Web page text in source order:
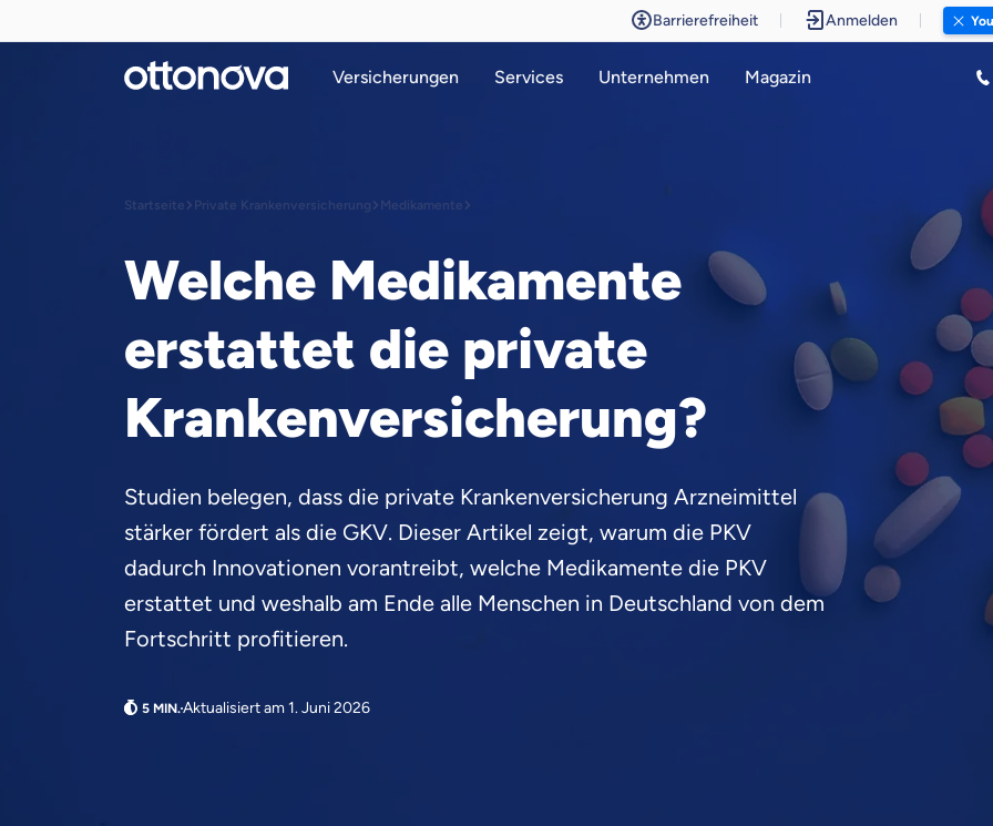
Barrierefreiheit Anmelden
Versicherungen Services Unternehmen Magazin
Startseite Private Krankenversicherung Medikamente
Welche Medikamente
erstattet die private
Krankenversicherung?
Studien belegen, dass die private Krankenversicherung Arzneimittel
stärker fördert als die GKV. Dieser Artikel zeigt, warum die PKV
dadurch Innovationen vorantreibt, welche Medikamente die PKV
erstattet und weshalb am Ende alle Menschen in Deutschland von dem
Fortschritt profitieren.
Aktualisiert am 1. Juni 2026